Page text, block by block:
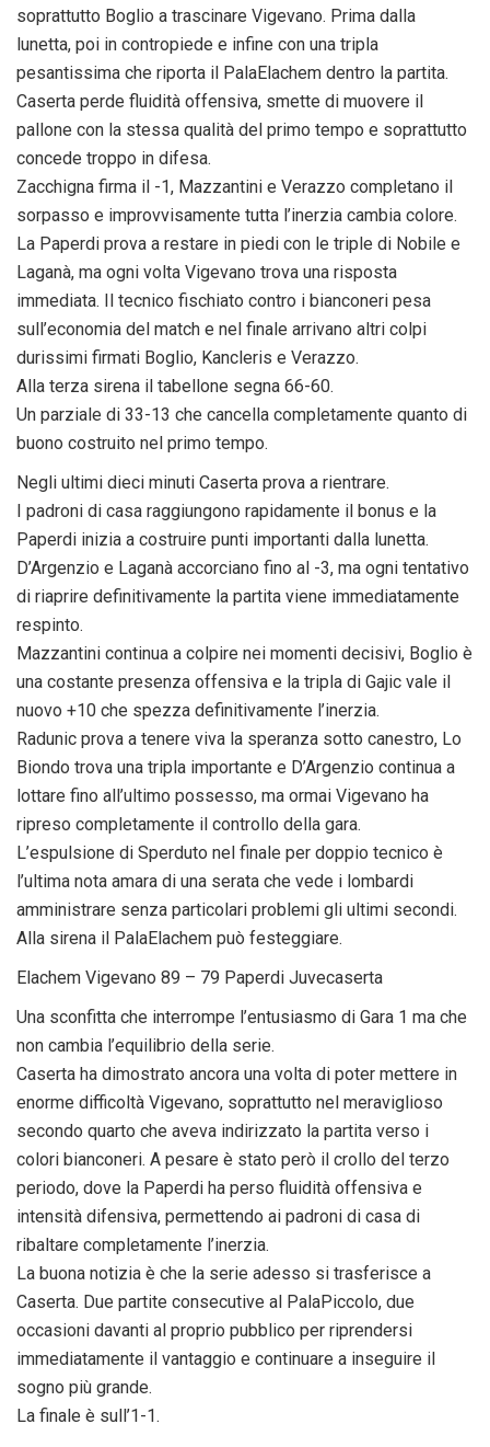
soprattutto Boglio a trascinare Vigevano. Prima dalla
lunetta, poi in contropiede e infine con una tripla
pesantissima che riporta il PalaElachem dentro la partita.
Caserta perde fluidità offensiva, smette di muovere il
pallone con la stessa qualità del primo tempo e soprattutto
concede troppo in difesa.
Zacchigna firma il -1, Mazzantini e Verazzo completano il
sorpasso e improvvisamente tutta l’inerzia cambia colore.
La Paperdi prova a restare in piedi con le triple di Nobile e
Laganà, ma ogni volta Vigevano trova una risposta
immediata. Il tecnico fischiato contro i bianconeri pesa
sull’economia del match e nel finale arrivano altri colpi
durissimi firmati Boglio, Kancleris e Verazzo.
Alla terza sirena il tabellone segna 66-60.
Un parziale di 33-13 che cancella completamente quanto di
buono costruito nel primo tempo.
Negli ultimi dieci minuti Caserta prova a rientrare.
I padroni di casa raggiungono rapidamente il bonus e la
Paperdi inizia a costruire punti importanti dalla lunetta.
D’Argenzio e Laganà accorciano fino al -3, ma ogni tentativo
di riaprire definitivamente la partita viene immediatamente
respinto.
Mazzantini continua a colpire nei momenti decisivi, Boglio è
una costante presenza offensiva e la tripla di Gajic vale il
nuovo +10 che spezza definitivamente l’inerzia.
Radunic prova a tenere viva la speranza sotto canestro, Lo
Biondo trova una tripla importante e D’Argenzio continua a
lottare fino all’ultimo possesso, ma ormai Vigevano ha
ripreso completamente il controllo della gara.
L’espulsione di Sperduto nel finale per doppio tecnico è
l’ultima nota amara di una serata che vede i lombardi
amministrare senza particolari problemi gli ultimi secondi.
Alla sirena il PalaElachem può festeggiare.
Elachem Vigevano 89 – 79 Paperdi Juvecaserta
Una sconfitta che interrompe l’entusiasmo di Gara 1 ma che
non cambia l’equilibrio della serie.
Caserta ha dimostrato ancora una volta di poter mettere in
enorme difficoltà Vigevano, soprattutto nel meraviglioso
secondo quarto che aveva indirizzato la partita verso i
colori bianconeri. A pesare è stato però il crollo del terzo
periodo, dove la Paperdi ha perso fluidità offensiva e
intensità difensiva, permettendo ai padroni di casa di
ribaltare completamente l’inerzia.
La buona notizia è che la serie adesso si trasferisce a
Caserta. Due partite consecutive al PalaPiccolo, due
occasioni davanti al proprio pubblico per riprendersi
immediatamente il vantaggio e continuare a inseguire il
sogno più grande.
La finale è sull’1-1.